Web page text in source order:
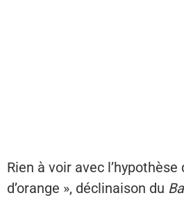
Rien à voir avec
d’orange », déclinaison du